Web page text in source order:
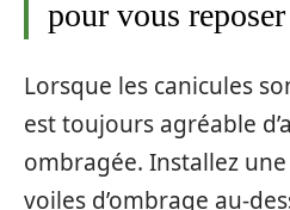
pour vous reposer
Lorsque les canicules
est toujours agréable
ombragée. Installez
voiles d’ombrage au-